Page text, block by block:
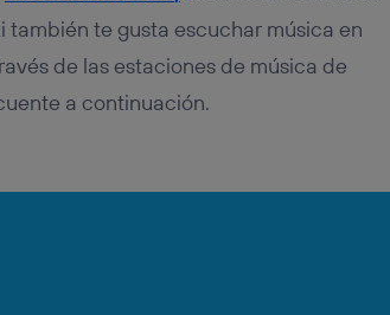
también te gusta escuchar música en
de las estaciones de música de
a continuación.